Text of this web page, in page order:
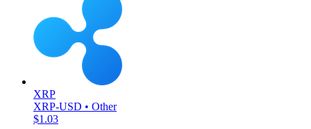
XRP
XRP-USD • Other
$1.03